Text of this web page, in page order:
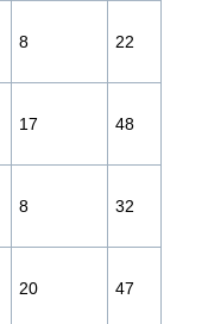
8 22
17 48
8 32
20 47